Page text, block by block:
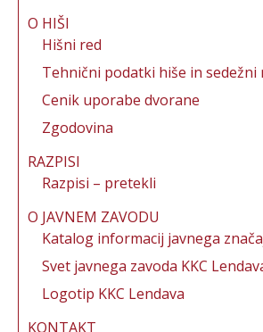
O HIŠI
Hišni red
Tehnični podatki hiše in sedežni
Cenik uporabe dvorane
Zgodovina
RAZPISI
Razpisi – pretekli
O JAVNEM ZAVODU
Katalog informacij javnega
Svet javnega zavoda KKC
Logotip KKC Lendava
KONTAKT